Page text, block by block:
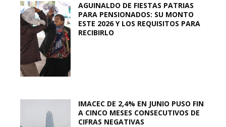
AGUINALDO DE FIESTAS PATRIAS
PARA PENSIONADOS: SU MONTO
ESTE 2026 Y LOS REQUISITOS PARA
RECIBIRLO
IMACEC DE 2,4% EN JUNIO PUSO FIN
A CINCO MESES CONSECUTIVOS DE
CIFRAS NEGATIVAS